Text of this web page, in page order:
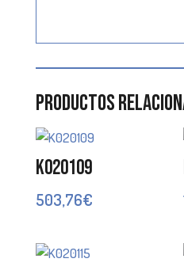
Productos
K020109
503,76€